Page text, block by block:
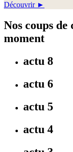
Découvrir►
Nos coups
moment
actu 8
actu 6
actu 5
actu 4